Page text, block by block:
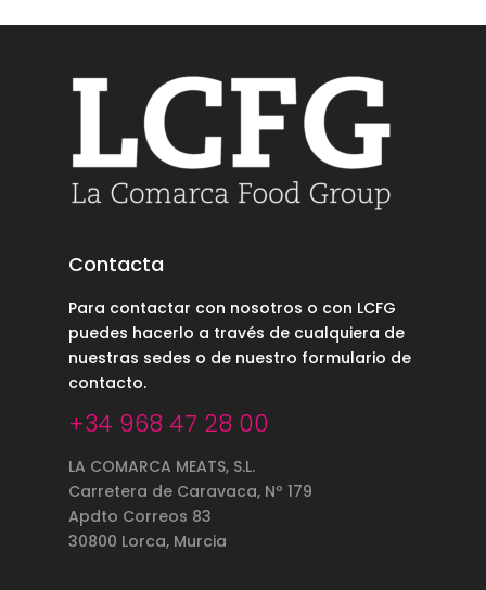
Contacta
Para contactar con nosotros o con LCFG
puedes hacerlo a través de cualquiera de
nuestras sedes o de nuestro formulario de
contacto.
+34 968 47 28 00
LA COMARCA MEATS, S.L.
Carretera de Caravaca, Nº 179
Apdto Correos 83
30800 Lorca, Murcia